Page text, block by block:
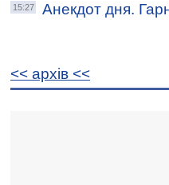
15:27
Анекдот дня.
<< архiв <<